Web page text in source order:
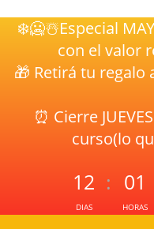
❄️🥶☃️️Especial
con el valor
🎁 Retirá tu
⏰ Cierre
curso(lo
12
DIAS
: 01
HORAS